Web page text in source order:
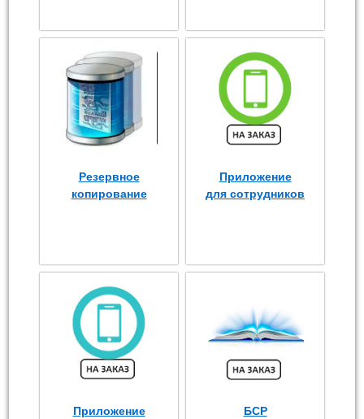
Резервное
копирование
Приложение
для сотрудников
Приложение
БСР